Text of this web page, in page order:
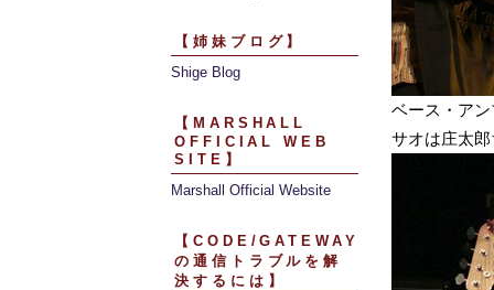
【姉妹ブログ】
Shige Blog
【MARSHALL
OFFICIAL WEB
SITE】
Marshall Official Website
【CODE/GATEWAY
の通信トラブルを解
決するには】
ベース・ア
サオは庄太